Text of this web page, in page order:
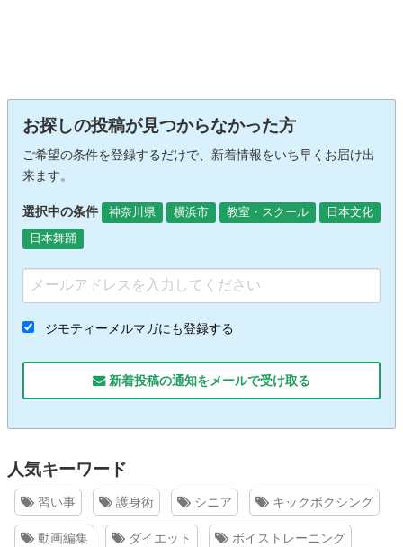
お探しの投稿が見つからなかった方
ご希望の条件を登録するだけで、新着情報をいち早くお届け出
来ます。
選択中の条件 神奈川県 横浜市 教室・スクール
日本文化
日本舞踊
ジモティーメルマガにも登録する
新着投稿の通知をメールで受け取る
人気キーワード
習い事 護身術 シニア キックボクシング
動画編集 ダイエット ボイストレーニング